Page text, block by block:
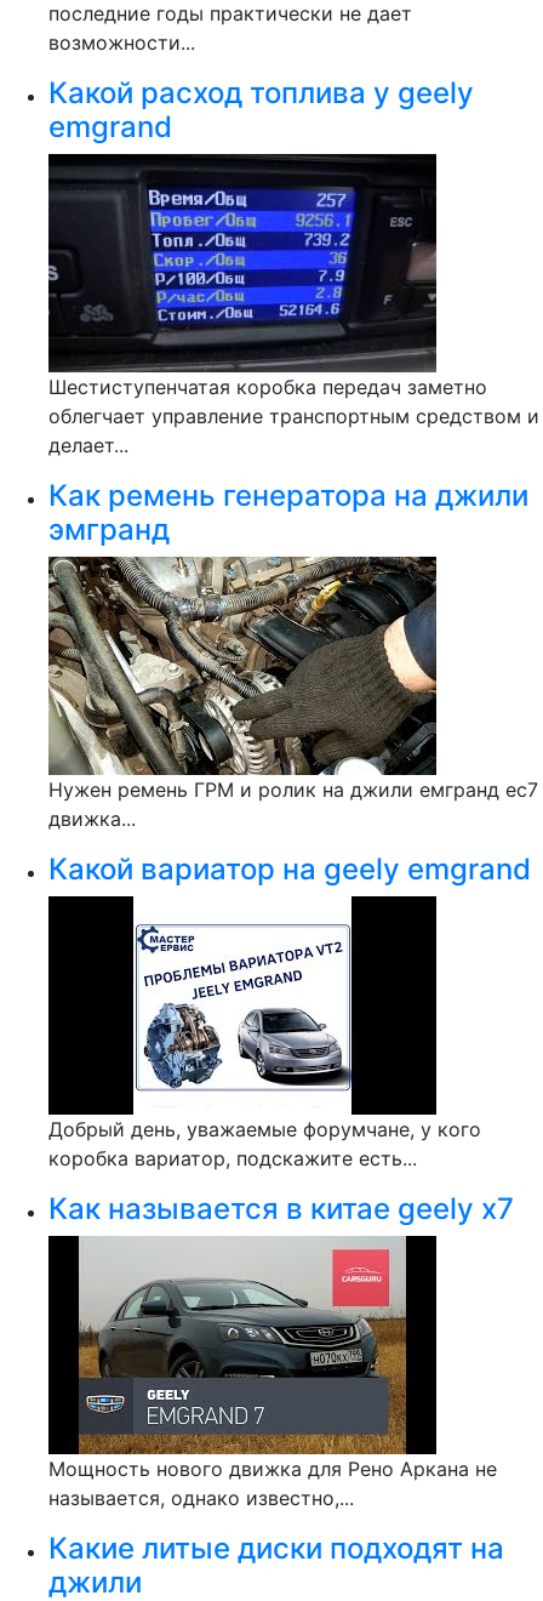
последние годы практически не дает
возможности...
Какой расход топлива у geely
emgrand
Шестиступенчатая коробка передач заметно
облегчает управление транспортным средством и
делает...
Как ремень генератора на джили
эмгранд
Нужен ремень ГРМ и ролик на джили емгранд ес7
движка...
Какой вариатор на geely emgrand
Добрый день, уважаемые форумчане, у кого
коробка вариатор, подскажите есть...
Как называется в китае geely x7
Мощность нового движка для Рено Аркана не
называется, однако известно,...
Какие литые диски подходят на
джили